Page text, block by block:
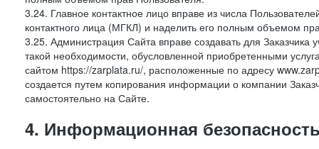
3.24. Главное контактное лицо вправе из числа
контактного лица (МГКЛ) и наделить его полным объемом
3.25. Администрация Сайта вправе создавать для
такой необходимости, обусловленной приобретенными
сайтом https://zarplata.ru/, расположенные по адресу
создается путем копирования информации о компании
самостоятельно на Сайте.
4. Информационная